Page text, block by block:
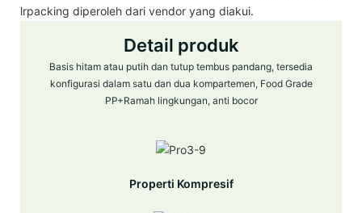
lrpacking diperoleh dari vendor yang diakui.
Detail produk
Basis hitam atau putih dan tutup tembus pandang, tersedia
konfigurasi dalam satu dan dua kompartemen, Food Grade
PP+Ramah lingkungan, anti bocor
Properti Kompresif